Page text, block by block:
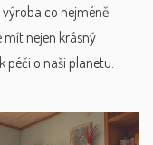
co nejméně
mít nejen krásný
péči o naši planetu.